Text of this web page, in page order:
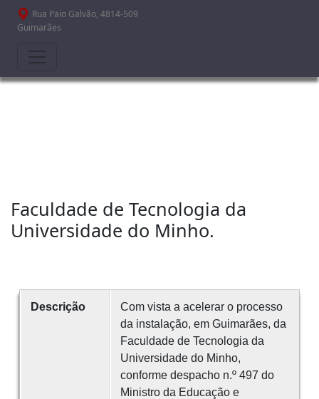
Passar para o conteúdo principal
Rua Paio Galvão, 4814-509
Guimarães
Faculdade de Tecnologia da
Universidade do Minho.
Descrição
Com vista a acelerar o processo
da instalação, em Guimarães, da
Faculdade de Tecnologia da
Universidade do Minho,
conforme despacho n.º 497 do
Ministro da Educação e